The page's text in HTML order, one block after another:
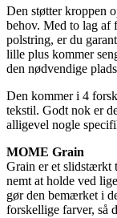
Den støtter kroppen
behov. Med to lag af
polstring, er du
lille plus kommer
den nødvendige
Den kommer i 4
tekstil. Godt nok er
alligevel nogle
MOME Grain
Grain er et slidstærkt
nemt at holde ved
gør den bemærket i
forskellige farver, så